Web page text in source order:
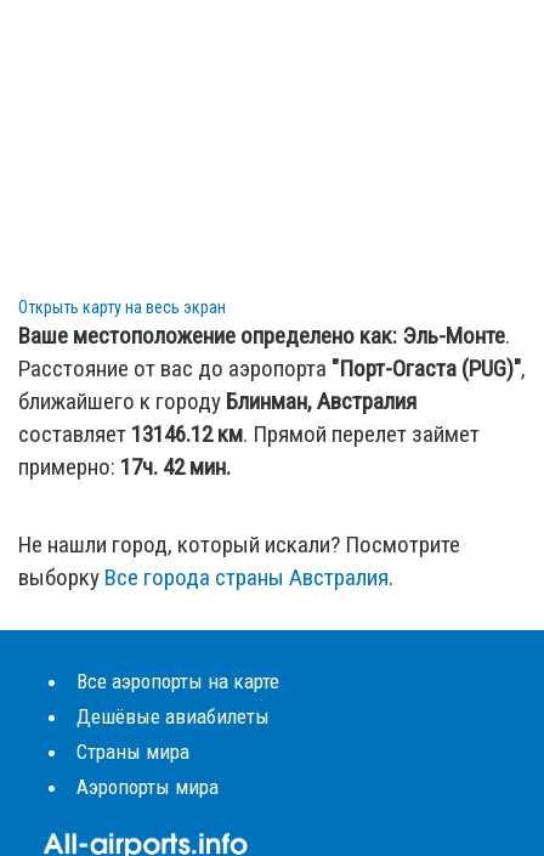
Открыть карту на весь экран
Ваше местоположение определено как: Эль-Монте.
Расстояние от вас до аэропорта "Порт-Огаста (PUG)",
ближайшего к городу Блинман, Австралия
составляет 13146.12км. Прямой перелет займет
примерно: 17ч. 42 мин.
Не нашли город, который искали? Посмотрите
выборку Все города страны Австралия.
Все аэропорты на карте
Дешёвые авиабилеты
Страны мира
Аэропорты мира